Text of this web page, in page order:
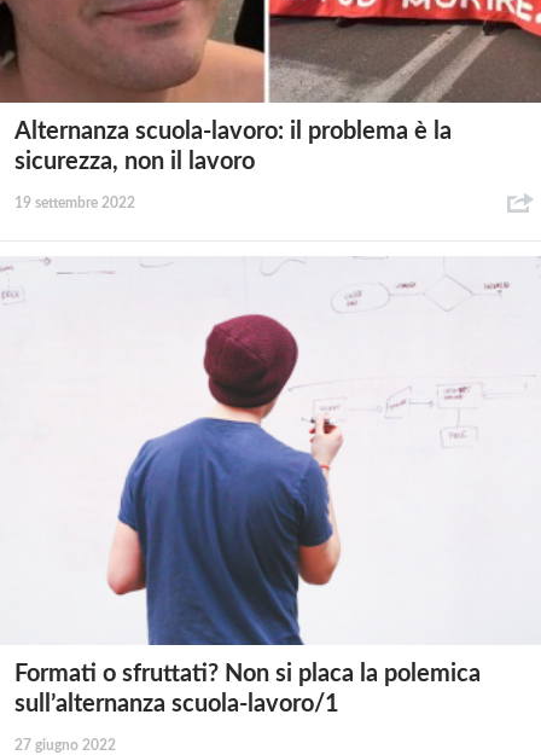
Alternanza scuola-lavoro: il problema è la
sicurezza, non il lavoro
19 settembre 2022
Formati o sfruttati? Non si placa la polemica
sull’alternanza scuola-lavoro/1
27 giugno 2022